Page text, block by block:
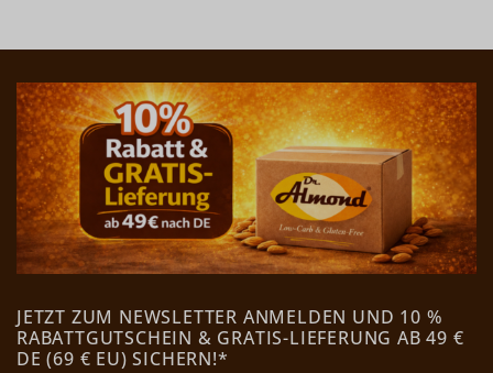
JETZT ZUM NEWSLETTER ANMELDEN UND 10 %
RABATTGUTSCHEIN & GRATIS-LIEFERUNG AB 49 €
DE (69 € EU) SICHERN!*